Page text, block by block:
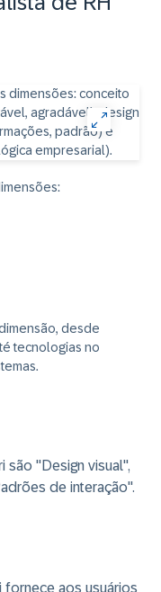
desde
tecnologias no
"Design visual",
de interação".
fornece aos usuários